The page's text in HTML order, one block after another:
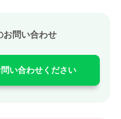
お問い合わせ
い合わせください